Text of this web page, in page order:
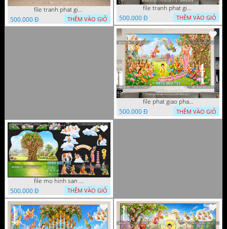
file tranh phat giao tach lop mo hinh vuon lam ty ni 16052026 dao
500.000 Đ
THÊM VÀO GIỎ
file tranh phat giao le phat dan vuon lam ty ni 05052026 dao t6
500.000 Đ
THÊM VÀO GIỎ
file phat giao phat dan vuon lam ty ni 05052026 dao t5
500.000 Đ
THÊM VÀO GIỎ
file mo hinh san khau vuon lam ty ni tach lop file tranh phat giao 16052026 dao
500.000 Đ
THÊM VÀO GIỎ